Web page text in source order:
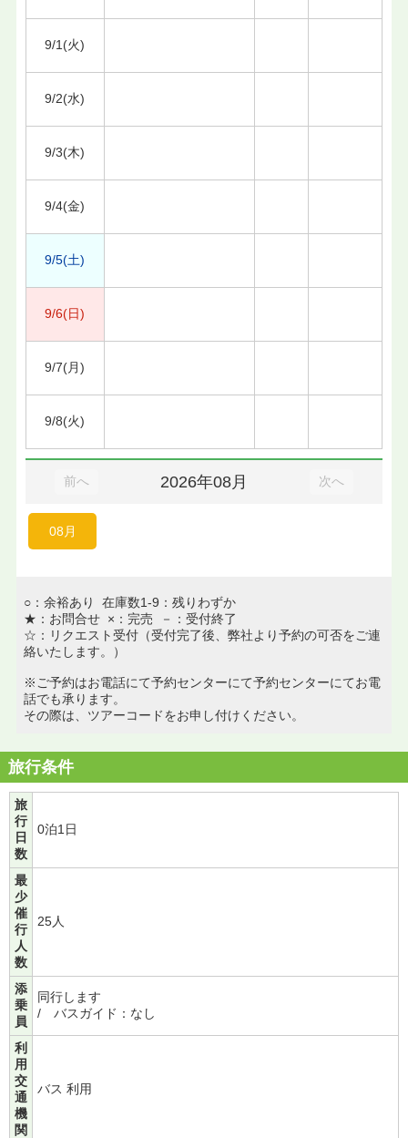
9/1(火)
9/2(水)
9/3(木)
9/4(金)
9/5(土)
9/6(日)
9/7(月)
9/8(火)
前へ 2026年08月 次へ
08月
○：余裕あり 在庫数1-9：残りわずか
★：お問合せ ×：完売 －：受付終了
☆：リクエスト受付（受付完了後、弊社より予約の可否をご連
絡いたします。）
※ご予約はお電話にて予約センターにて予約センターにてお電
話でも承ります。
その際は、ツアーコードをお申し付けください。
旅行条件
旅
行
日
数
0泊1日
最
少
催
行
人
数
25人
添
乗
員
同行します
/ バスガイド：なし
利
用
交
通
機
関
バス 利用